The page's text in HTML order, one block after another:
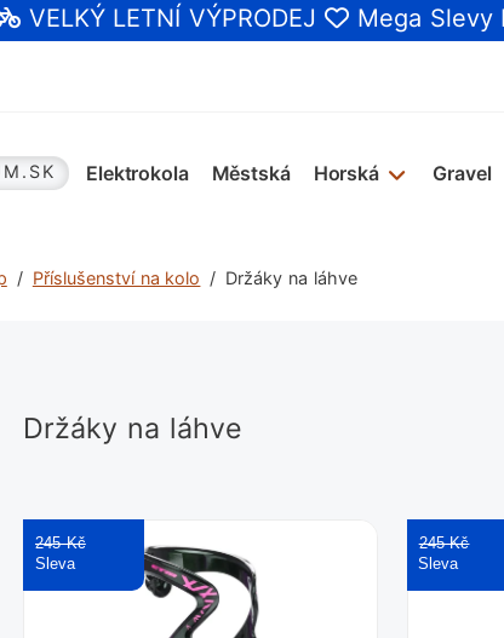
VELKÝ LETNÍ VÝPRODEJ Mega Slevy
Elektrokola Městská Horská Gravel
Příslušenství na kolo Držáky na láhve
Držáky na láhve
245 Kč 245 Kč